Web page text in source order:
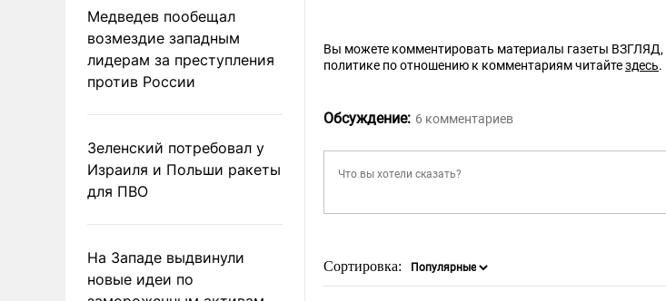
Медведев пообещал
возмездие западным
лидерам за преступления
против России
Зеленский потребовал у
Израиля и Польши ракеты
для ПВО
На Западе выдвинули
новые идеи по
Вы можете комментировать материалы газеты ВЗГЛЯД,
политике по отношению к комментариям читайтездесь.
Обсуждение: 6 комментариев
Сортировка: